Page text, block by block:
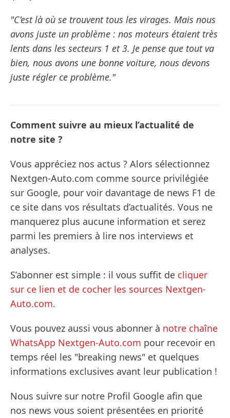
"C’est là où se trouvent tous les virages. Mais nous
avons juste un problème : nos moteurs étaient très
lents dans les secteurs 1 et 3. Je pense que tout va
bien, nous avons une bonne voiture, nous devons
juste régler ce problème."
Comment suivre au mieux l’actualité de
notre site ?
Vous appréciez nos actus ? Alors sélectionnez
Nextgen-Auto.com comme source privilégiée
sur Google, pour voir davantage de news F1 de
ce site dans vos résultats d’actualités. Vous ne
manquerez plus aucune information et serez
parmi les premiers à lire nos interviews et
analyses.
S’abonner est simple : il vous suffit de cliquer
sur ce lien et de cocher les sources Nextgen-
Auto.com.
Vous pouvez aussi vous abonner à notre chaîne
WhatsApp Nextgen-Auto.com pour recevoir en
temps réel les "breaking news" et quelques
informations exclusives avant leur publication !
Nous suivre sur notre Profil Google afin que
nos news vous soient présentées en priorité